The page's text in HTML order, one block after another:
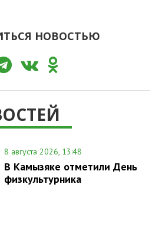
НОВОСТЬЮ
8 августа 2026, 13:48
В Камызяке отметили День
физкультурника